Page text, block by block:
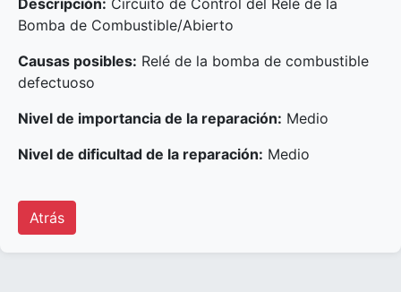
Descripción: Circuito de Control del Relé de la
Bomba de Combustible/Abierto
Causas posibles: Relé de la bomba de combustible
defectuoso
Nivel de importancia de la reparación: Medio
Nivel de dificultad de la reparación: Medio
Atrás